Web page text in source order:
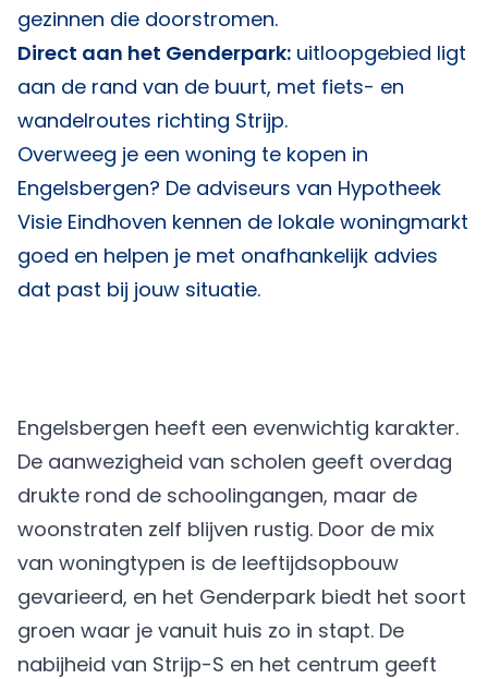
gezinnen die doorstromen.
Direct aan het Genderpark: uitloopgebied ligt
aan de rand van de buurt, met fiets- en
wandelroutes richting Strijp.
Overweeg je een woning te kopen in
Engelsbergen? De adviseurs van Hypotheek
Visie Eindhoven kennen de lokale woningmarkt
goed en helpen je met onafhankelijk advies
dat past bij jouw situatie.
Engelsbergen heeft een evenwichtig karakter.
De aanwezigheid van scholen geeft overdag
drukte rond de schoolingangen, maar de
woonstraten zelf blijven rustig. Door de mix
van woningtypen is de leeftijdsopbouw
gevarieerd, en het Genderpark biedt het soort
groen waar je vanuit huis zo in stapt. De
nabijheid van Strijp-S en het centrum geeft